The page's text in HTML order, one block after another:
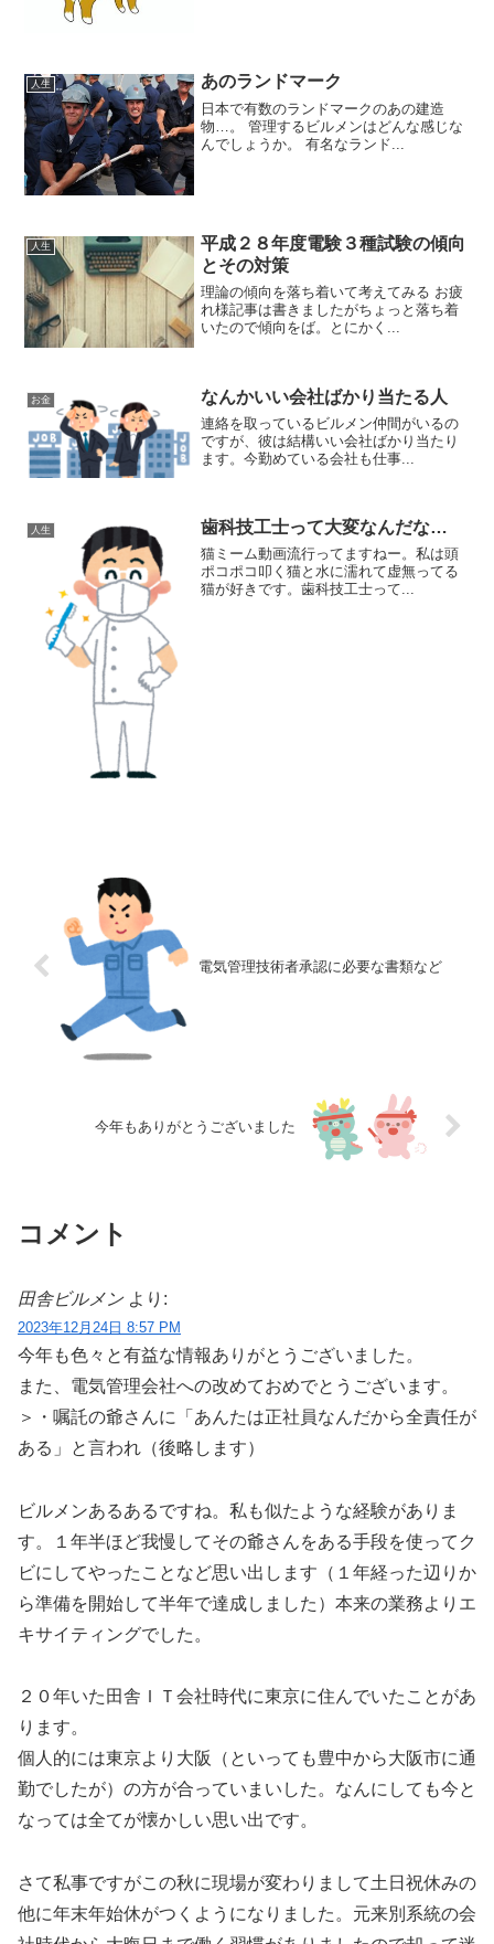
人生 あのランドマーク
日本で有数のランドマークのあの建造
物…。 管理するビルメンはどんな感じな
んでしょうか。 有名なランド...
人生
平成２８年度電験３種試験の傾向
とその対策
理論の傾向を落ち着いて考えてみる お疲
れ様記事は書きましたがちょっと落ち着
いたので傾向をば。とにかく...
お金 なんかいい会社ばかり当たる人
連絡を取っているビルメン仲間がいるの
ですが、彼は結構いい会社ばかり当たり
ます。今勤めている会社も仕事...
人生 歯科技工士って大変なんだな…
猫ミーム動画流行ってますねー。私は頭
ポコポコ叩く猫と水に濡れて虚無ってる
猫が好きです。歯科技工士って...
電気管理技術者承認に必要な書類など
今年もありがとうございました
コメント
田舎ビルメン より:
2023年12月24日 8:57 PM
今年も色々と有益な情報ありがとうございました。
また、電気管理会社への改めておめでとうございます。
＞・嘱託の爺さんに「あんたは正社員なんだから全責任が
ある」と言われ（後略します）
ビルメンあるあるですね。私も似たような経験がありま
す。１年半ほど我慢してその爺さんをある手段を使ってク
ビにしてやったことなど思い出します（１年経った辺りか
ら準備を開始して半年で達成しました）本来の業務よりエ
キサイティングでした。
２０年いた田舎ＩＴ会社時代に東京に住んでいたことがあ
ります。
個人的には東京より大阪（といっても豊中から大阪市に通
勤でしたが）の方が合っていまいした。なんにしても今と
なっては全てが懐かしい思い出です。
さて私事ですがこの秋に現場が変わりまして土日祝休みの
他に年末年始休がつくようになりました。元来別系統の会